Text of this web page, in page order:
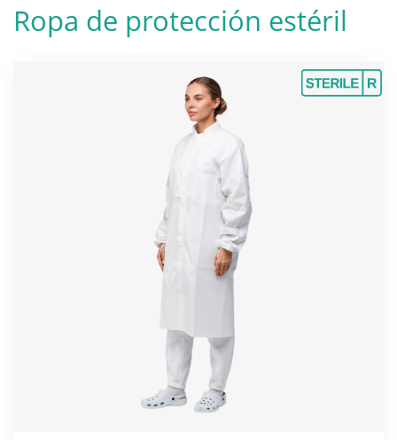
Ropa de protección estéril